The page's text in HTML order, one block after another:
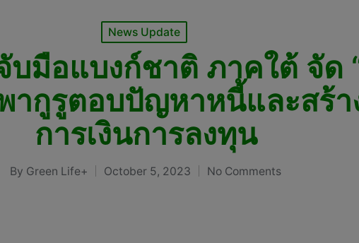
Posted
News Update
มือแบงก์ชาติ ภาคใต้ จัด
ากูรูตอบปัญหาหนี้และสร้
การเงินการลงทุน
Posted
By Green Life+ October 5, 2023 No Comments